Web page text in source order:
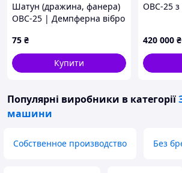
Шатун (дражина, фанера)
ОВС-25 | Демпферна вібро
ЗАВ 10.55.902
75 ₴
Купити
ОВС-25 з
420 000 ₴
Популярні виробники в категорії
машини
Собственное производство Без